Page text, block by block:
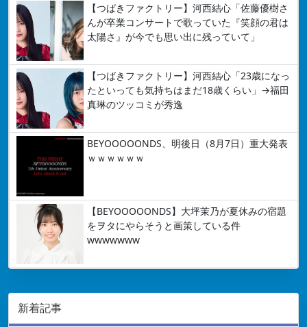
【つばきファクトリー】河西結心「佐藤優樹さ
んが卒業コンサートで歌っていた『笑顔の君は
太陽さ』が今でも思い出に残っていて」
【つばきファクトリー】河西結心「23歳になっ
たといっても気持ちはまだ18歳くらい」→福田
真琳のツッコミが秀逸
BEYOOOOONDS、明後日（8月7日）重大発表
ｗｗｗｗｗｗ
【BEYOOOOONDS】大坪茉乃が夏休みの宿題
をヲタにやらそうと画策している件
wwwwwww
新着記事